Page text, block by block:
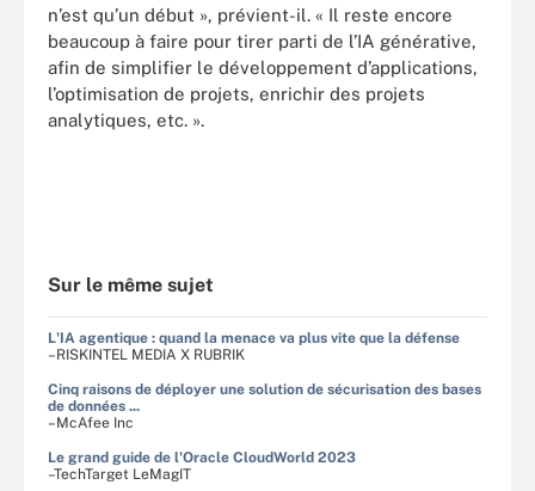
n’est qu’un début », prévient-il. « Il reste encore
beaucoup à faire pour tirer parti de l’IA générative,
afin de simplifier le développement d’applications,
l’optimisation de projets, enrichir des projets
analytiques, etc. ».
Sur le même sujet
L'IA agentique : quand la menace va plus vite que la défense
–RISKINTEL MEDIA X RUBRIK
Cinq raisons de déployer une solution de sécurisation des bases
de données ...
–McAfee Inc
Le grand guide de l'Oracle CloudWorld 2023
–TechTarget LeMagIT